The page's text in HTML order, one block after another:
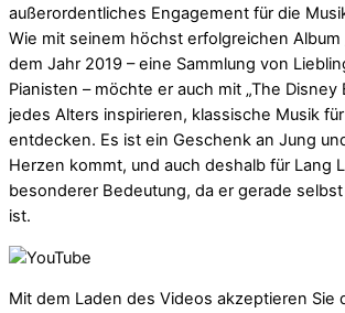
außerordentliches Engagement für die
Wie mit seinem höchst erfolgreichen Album
dem Jahr 2019 – eine Sammlung von
Pianisten – möchte er auch mit „The Disney
jedes Alters inspirieren, klassische Musik
entdecken. Es ist ein Geschenk an Jung
Herzen kommt, und auch deshalb für Lang
besonderer Bedeutung, da er gerade
ist.
Mit dem Laden des Videos akzeptieren Sie